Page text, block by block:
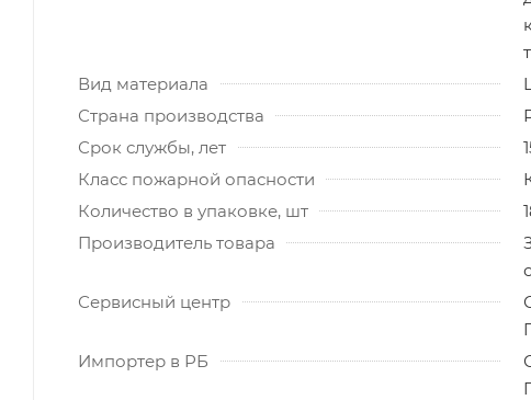
Вид материала
Страна производства
Срок службы, лет
Класс пожарной опасности
Количество в упаковке, шт
Производитель товара
Сервисный центр
Импортер в РБ